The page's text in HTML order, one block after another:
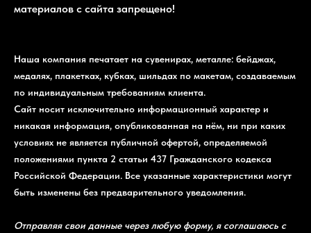
материалов с сайта запрещено!
Наша компания печатает на сувенирах, металле: бейджах,
медалях, плакетках, кубках, шильдах по макетам, создаваемым
по индивидуальным требованиям клиента.
Сайт носит исключительно информационный характер и
никакая информация, опубликованная на нём, ни при каких
условиях не является публичной офертой, определяемой
положениями пункта 2 статьи 437 Гражданского кодекса
Российской Федерации. Все указанные характеристики могут
быть изменены без предварительного уведомления.
Отправляя свои данные через любую форму, я соглашаюсь с